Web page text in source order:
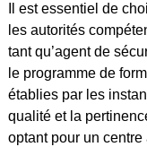
Il est essentiel de
les autorités
tant qu’agent de
le programme de
établies par les
qualité et la
optant pour un